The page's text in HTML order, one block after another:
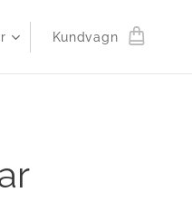
Kundvagn